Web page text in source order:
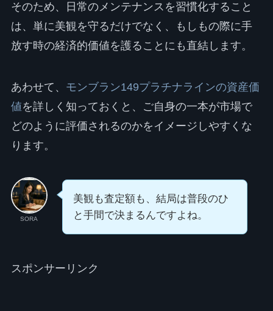
そのため、日常のメンテナンスを習慣化すること
は、単に美観を守るだけでなく、もしもの際に手
放す時の経済的価値を護ることにも直結します。
あわせて、 モンブラン149プラチナラインの資産価
値を詳しく知っておくと、ご自身の一本が市場で
どのように評価されるのかをイメージしやすくな
ります。
SORA
美観も査定額も、結局は普段のひ
と手間で決まるんですよね。
スポンサーリンク